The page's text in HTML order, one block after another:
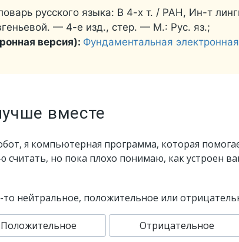
русского языка: В 4-х т. / РАН, Ин-т
— 4-е изд., стер. — М.: Рус. яз.;
версия): Фундаментальная электронная
вместе
я компьютерная программа, которая
считать, но пока плохо понимаю, как устроен
нейтральное, положительное или
Положительное
Отрицательное